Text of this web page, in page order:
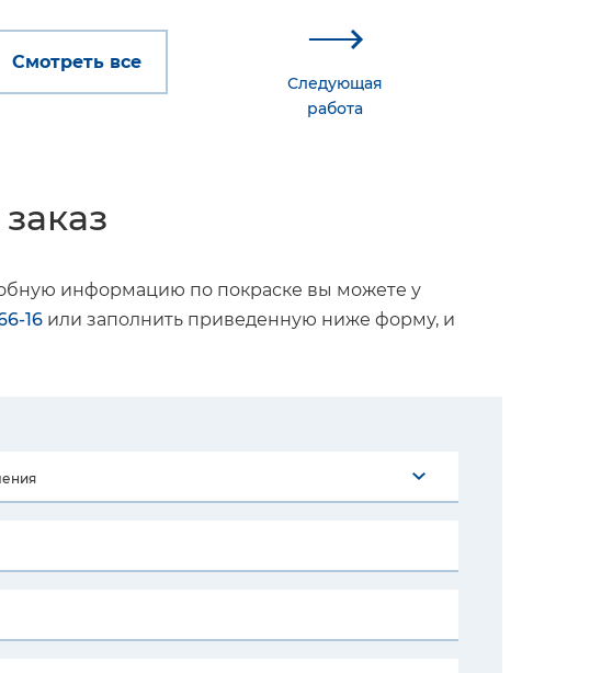
Смотреть все
Следующая
работа
информацию по покраске вы можете у
16 или заполнить приведенную ниже форму, и